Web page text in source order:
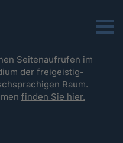
Menu
Seitenaufrufen im
der freigeistig-
Raum.
finden Sie hier.